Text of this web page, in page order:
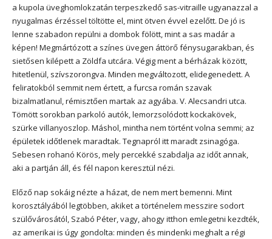
a kupola üveghomlokzatán terpeszkedő sas-vitraille ugyanazzal a
nyugalmas érzéssel töltötte el, mint ötven évvel ezelőtt. De jó is
lenne szabadon repülni a dombok fölött, mint a sas madár a
képen! Megmártózott a színes üvegen áttörő fénysugarakban, és
sietősen kilépett a Zöldfa utcára. Végig ment a bérházak között,
hitetlenül, szívszorongva. Minden megváltozott, elidegenedett. A
feliratokból semmit nem értett, a furcsa román szavak
bizalmatlanul, rémisztően martak az agyába. V. Alecsandri utca.
Tömött sorokban parkoló autók, lemorzsolódott kockakövek,
szürke villanyoszlop. Máshol, mintha nem történt volna semmi; az
épületek időtlenek maradtak. Tegnapról itt maradt zsinagóga.
Sebesen rohanó Körös, mely percekké szabdalja az időt annak,
aki a partján áll, és fél napon keresztül nézi.
Előző nap sokáig nézte a házat, de nem mert bemenni. Mint
korosztályából legtöbben, akiket a történelem messzire sodort
szülővárosától, Szabó Péter, vagy, ahogy itthon emlegetni kezdték,
az amerikai is úgy gondolta: minden és mindenki meghalt a régi